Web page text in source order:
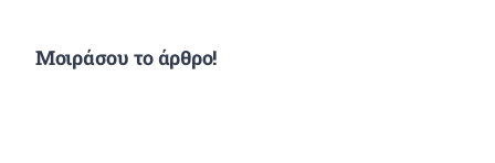
Μοιράσου το άρθρο!